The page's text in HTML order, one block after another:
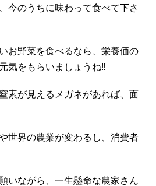
今のうちに味わって食べて下さ
お野菜を食べるなら、栄養価の
気をもらいましょうね‼️
素が見えるメガネがあれば、面
世界の農業が変わるし、消費者
いながら、一生懸命な農家さん